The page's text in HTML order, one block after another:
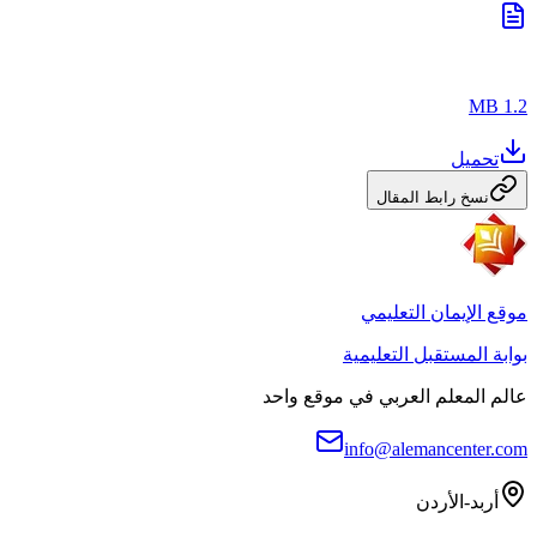
1.2 MB
تحميل
نسخ رابط المقال
موقع الإيمان التعليمي
بوابة المستقبل التعليمية
عالم المعلم العربي في موقع واحد
info@alemancenter.com
أربد-الأردن